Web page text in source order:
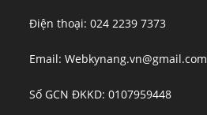
Điện thoại: 024 2239 7373
Email: Webkynang.vn@gmail.com
Số GCN ĐKKD: 0107959448